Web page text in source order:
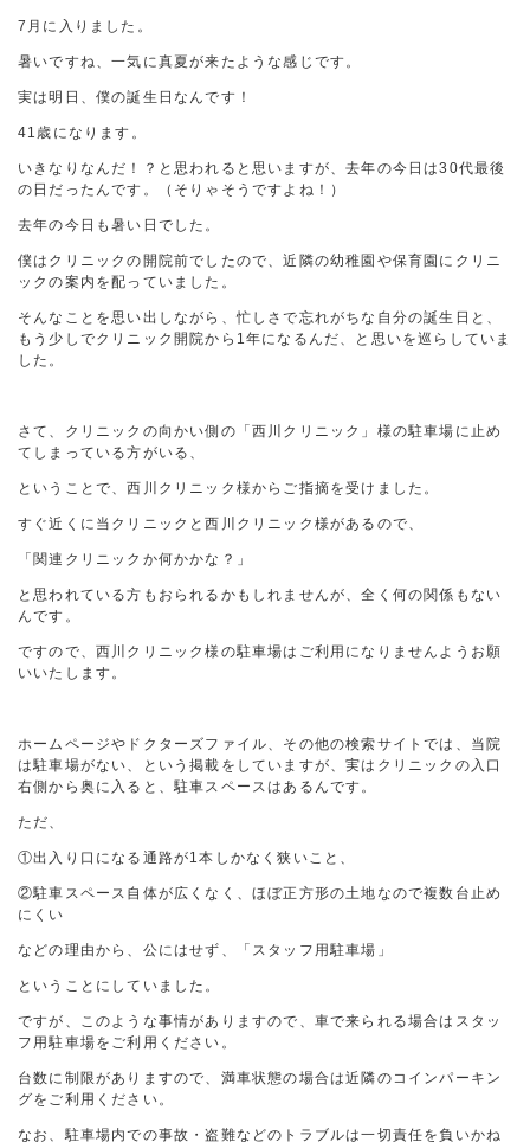
7月に入りました。
暑いですね、一気に真夏が来たような感じです。
実は明日、僕の誕生日なんです！
41歳になります。
いきなりなんだ！？と思われると思いますが、去年の今日は30代最後
の日だったんです。（そりゃそうですよね！）
去年の今日も暑い日でした。
僕はクリニックの開院前でしたので、近隣の幼稚園や保育園にクリニ
ックの案内を配っていました。
そんなことを思い出しながら、忙しさで忘れがちな自分の誕生日と、
もう少しでクリニック開院から1年になるんだ、と思いを巡らしていま
した。
さて、クリニックの向かい側の「西川クリニック」様の駐車場に止め
てしまっている方がいる、
ということで、西川クリニック様からご指摘を受けました。
すぐ近くに当クリニックと西川クリニック様があるので、
「関連クリニックか何かかな？」
と思われている方もおられるかもしれませんが、全く何の関係もない
んです。
ですので、西川クリニック様の駐車場はご利用になりませんようお願
いいたします。
ホームページやドクターズファイル、その他の検索サイトでは、当院
は駐車場がない、という掲載をしていますが、実はクリニックの入口
右側から奥に入ると、駐車スペースはあるんです。
ただ、
①出入り口になる通路が1本しかなく狭いこと、
②駐車スペース自体が広くなく、ほぼ正方形の土地なので複数台止め
にくい
などの理由から、公にはせず、「スタッフ用駐車場」
ということにしていました。
ですが、このような事情がありますので、車で来られる場合はスタッ
フ用駐車場をご利用ください。
台数に制限がありますので、満車状態の場合は近隣のコインパーキン
グをご利用ください。
なお、駐車場内での事故・盗難などのトラブルは一切責任を負いかね